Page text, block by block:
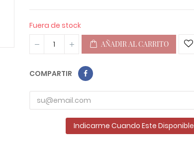
Fuera de stock
AÑADIR AL CARRITO
COMPARTIR
Indicarme Cuando Este Disponible